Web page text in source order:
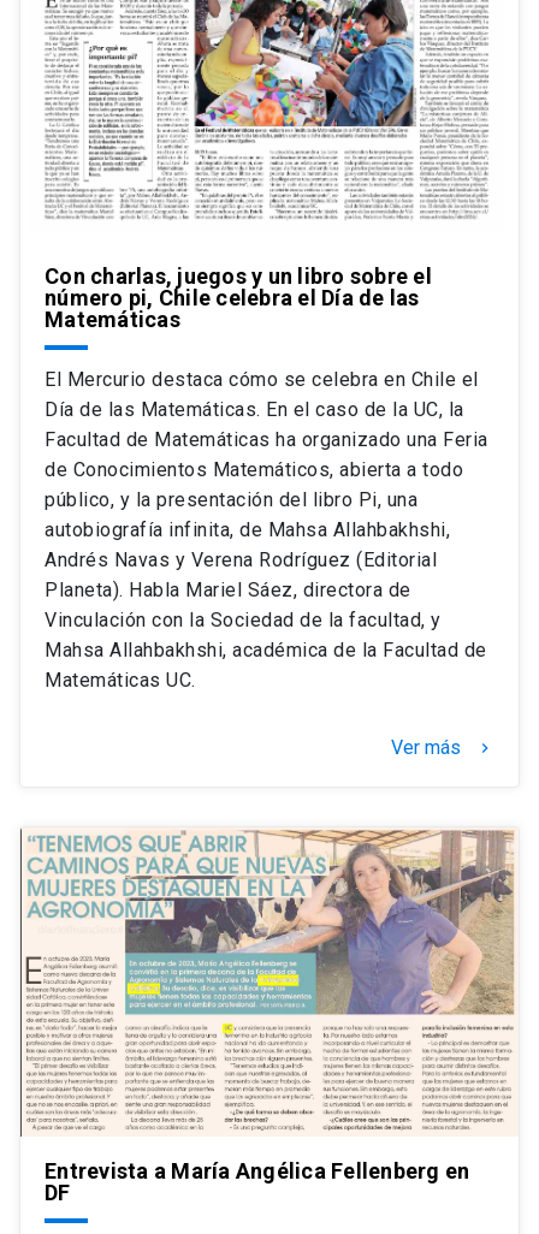
Con charlas, juegos y un libro sobre el
número pi, Chile celebra el Día de las
Matemáticas
El Mercurio destaca cómo se celebra en Chile el
Día de las Matemáticas. En el caso de la UC, la
Facultad de Matemáticas ha organizado una Feria
de Conocimientos Matemáticos, abierta a todo
público, y la presentación del libro Pi, una
autobiografía infinita, de Mahsa Allahbakhshi,
Andrés Navas y Verena Rodríguez (Editorial
Planeta). Habla Mariel Sáez, directora de
Vinculación con la Sociedad de la facultad, y
Mahsa Allahbakhshi, académica de la Facultad de
Matemáticas UC.
Ver más keyboard_arrow_right
Entrevista a María Angélica Fellenberg en
DF